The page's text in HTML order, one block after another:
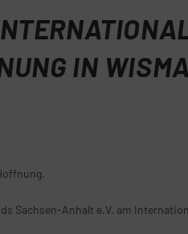
IN
Sachsen-Anhalt e.V. am